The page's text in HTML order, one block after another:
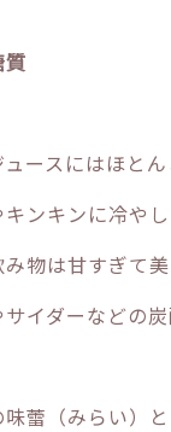
ースにはほとん
ンキンに冷や
物は甘すぎて
サイダーなどの
蕾（みらい）